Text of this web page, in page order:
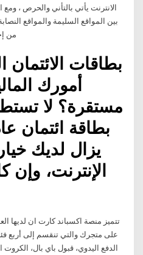
الانترنت يأتي بالتأني والحرص ،
بين المواقع السليمة والمواقع
من
بطاقات
أمورك
مستقرة؟ لا
بطاقة ائتمان
يزال لديك
الإنترنت،
تتميز منصة اكسباند كارت ان لديها
على متجرك والتي تنقسم إلى أربع
الدفع اليدوي، قبول باي بال،